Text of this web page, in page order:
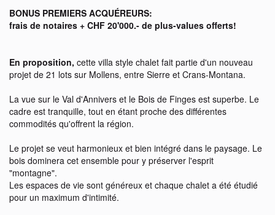
BONUS PREMIERS ACQUÉREURS:
frais de notaires + CHF 20'000.- de plus-values offerts!
En proposition, cette villa style chalet fait partie d'un nouveau
projet de 21 lots sur Mollens, entre Sierre et Crans-Montana.
La vue sur le Val d'Annivers et le Bois de Finges est superbe. Le
cadre est tranquille, tout en étant proche des différentes
commodités qu'offrent la région.
Le projet se veut harmonieux et bien intégré dans le paysage. Le
bois dominera cet ensemble pour y préserver l'esprit
"montagne".
Les espaces de vie sont généreux et chaque chalet a été étudié
pour un maximum d'intimité.